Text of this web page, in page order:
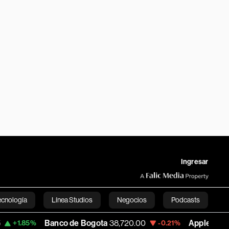
Ingresar
Línea Studios Negocios Podcasts
English
Banco de Bogota 38,720.00 -0.21% Apple 310.94